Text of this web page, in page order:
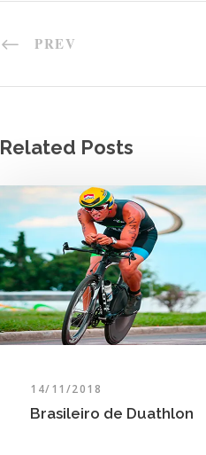
PREV
Related Posts
14/11/2018
Brasileiro de Duathlon